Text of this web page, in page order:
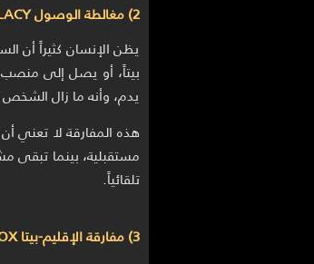
2) مغالطة الوصول THE ARRIVAL FALLACY
يظن الإنسان كثيراً أن
بيتاً، أو يصل إلى
يدم، وأنه ما زال
هذه المفارقة لا تعني
مستقبلية، بينما تبقى
تلقائياً.
3) مفارقة الإقليم-بيتا REGION-BETA PARADOX